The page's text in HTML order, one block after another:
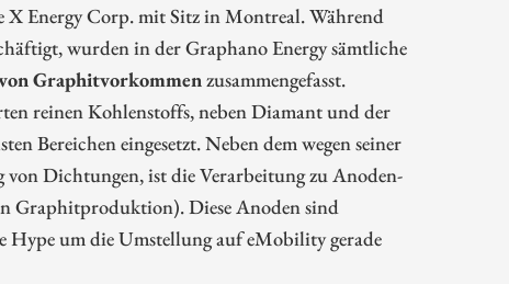
X Energy Corp. mit Sitz in Montreal. Während
wurden in der Graphano Energy sämtliche
Graphitvorkommenzusammengefasst.
reinen Kohlenstoffs, neben Diamant und der
Bereichen eingesetzt. Neben dem wegen seiner
Dichtungen, ist die Verarbeitung zu Anoden-
Graphitproduktion). Diese Anoden sind
Hype um die Umstellung auf eMobility gerade